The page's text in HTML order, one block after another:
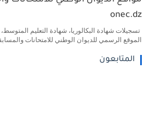
onec.dz
تسجيلات شهادة البكالوريا، شهادة التعليم المتوسط،
الموقع الرسمي للديوان الوطني للامتحانات
المتابعون